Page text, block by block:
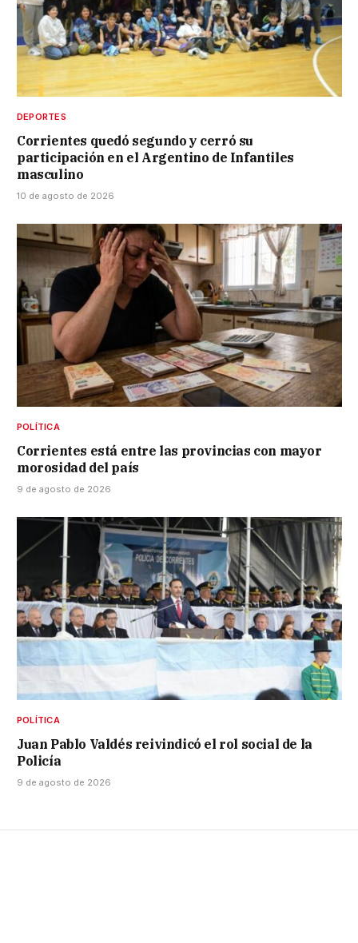
DEPORTES
Corrientes quedó segundo y cerró su
participación en el Argentino de Infantiles
masculino
10 de agosto de 2026
POLÍTICA
Corrientes está entre las provincias con mayor
morosidad del país
9 de agosto de 2026
POLÍTICA
Juan Pablo Valdés reivindicó el rol social de la
Policía
9 de agosto de 2026